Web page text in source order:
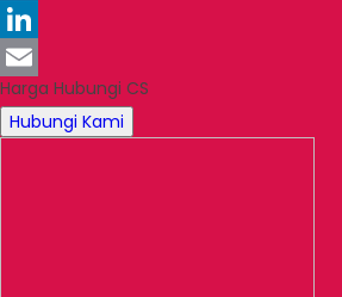
Pinterest
LinkedIn
Email
Harga Hubungi CS
Hubungi Kami